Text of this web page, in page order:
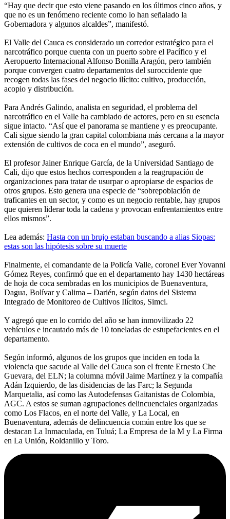
“Hay que decir que esto viene pasando en los últimos cinco años, y
que no es un fenómeno reciente como lo han señalado la
Gobernadora y algunos alcaldes”, manifestó.
El Valle del Cauca es considerado un corredor estratégico para el
narcotráfico porque cuenta con un puerto sobre el Pacífico y el
Aeropuerto Internacional Alfonso Bonilla Aragón, pero también
porque convergen cuatro departamentos del suroccidente que
recogen todas las fases del negocio ilícito: cultivo, producción,
acopio y distribución.
Para Andrés Galindo, analista en seguridad, el problema del
narcotráfico en el Valle ha cambiado de actores, pero en su esencia
sigue intacto. “Así que el panorama se mantiene y es preocupante.
Cali sigue siendo la gran capital colombiana más cercana a la mayor
extensión de cultivos de coca en el mundo”, aseguró.
El profesor Jainer Enrique García, de la Universidad Santiago de
Cali, dijo que estos hechos corresponden a la reagrupación de
organizaciones para tratar de usurpar o apropiarse de espacios de
otros grupos. Esto genera una especie de “sobrepoblación de
traficantes en un sector, y como es un negocio rentable, hay grupos
que quieren liderar toda la cadena y provocan enfrentamientos entre
ellos mismos”.
Lea además: Hasta con un brujo estaban buscando a alias Siopas:
estas son las hipótesis sobre su muerte
Finalmente, el comandante de la Policía Valle, coronel Ever Yovanni
Gómez Reyes, confirmó que en el departamento hay 1430 hectáreas
de hoja de coca sembradas en los municipios de Buenaventura,
Dagua, Bolívar y Calima – Darién, según datos del Sistema
Integrado de Monitoreo de Cultivos Ilícitos, Simci.
Y agregó que en lo corrido del año se han inmovilizado 22
vehículos e incautado más de 10 toneladas de estupefacientes en el
departamento.
Según informó, algunos de los grupos que inciden en toda la
violencia que sacude al Valle del Cauca son el frente Ernesto Che
Guevara, del ELN; la columna móvil Jaime Martínez y la compañía
Adán Izquierdo, de las disidencias de las Farc; la Segunda
Marquetalia, así como las Autodefensas Gaitanistas de Colombia,
AGC. A estos se suman agrupaciones delincuenciales organizadas
como Los Flacos, en el norte del Valle, y La Local, en
Buenaventura, además de delincuencia común entre los que se
destacan La Inmaculada, en Tuluá; La Empresa de la M y La Firma
en La Unión, Roldanillo y Toro.